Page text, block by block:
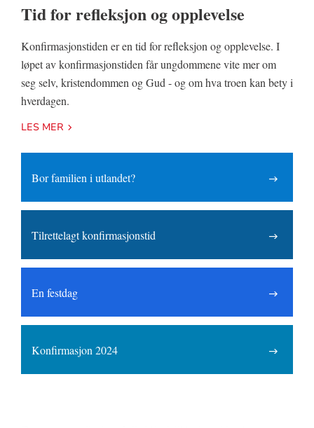
Tid for refleksjon og opplevelse
Konfirmasjonstiden er en tid for refleksjon og opplevelse. I
løpet av konfirmasjonstiden får ungdommene vite mer om
seg selv, kristendommen og Gud - og om hva troen kan bety i
hverdagen.
LES MER
Bor familien i utlandet?
Tilrettelagt konfirmasjonstid
En festdag
Konfirmasjon 2024